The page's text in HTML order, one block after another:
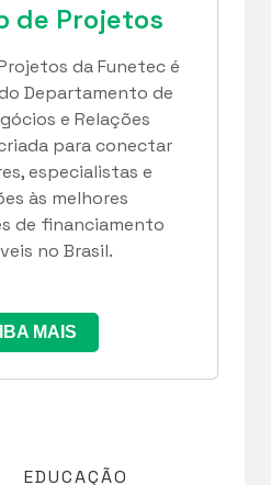
de Projetos
da Funetec é
Departamento de
e Relações
para conectar
especialistas e
às melhores
de financiamento
no Brasil.
MAIS
EDUCAÇÃO